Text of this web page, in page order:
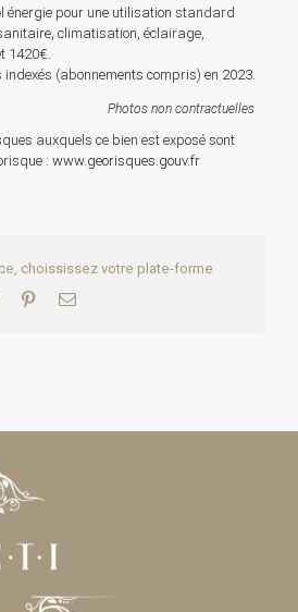
énergie pour une utilisation standard
climatisation, éclairage,
1420€.
(abonnements compris) en 2023.
Photos non contractuelles
auxquels ce bien est exposé sont
: www.georisques.gouv.fr
choississez votre plate-forme
WhatsApp
PinterestEmail